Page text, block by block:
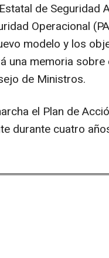
de Seguridad
Operacional
modelo y los
una memoria
de Ministros.
el Plan de
durante cuatro